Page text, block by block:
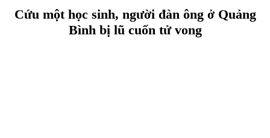
Cứu một học sinh, người đàn ông ở Quảng
Bình bị lũ cuốn tử vong